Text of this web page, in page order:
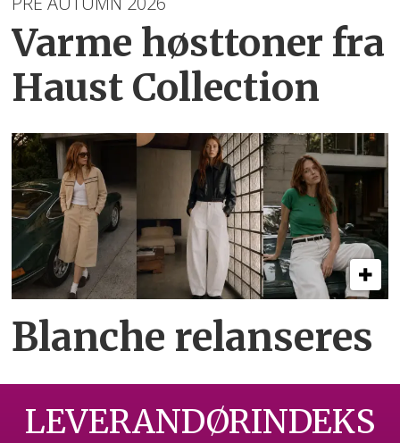
Varme høsttoner fra
Haust Collection
Blanche relanseres
LEVERANDØRINDEKS